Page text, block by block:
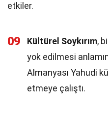
etkiler.
09 Kültürel Soykırım,
yok edilmesi
Almanyası Yahudi
etmeye çalıştı.